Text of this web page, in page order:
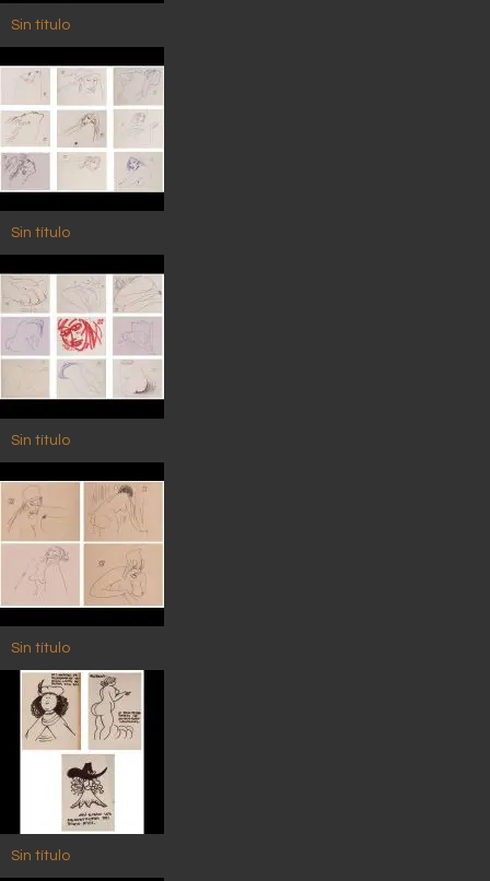
Sin título
Sin título
Sin título
Sin título
Sin título